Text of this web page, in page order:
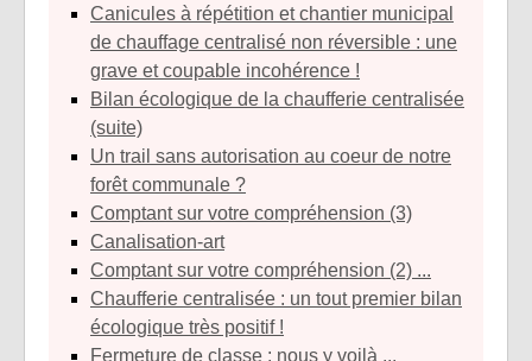
Canicules à répétition et chantier municipal
de chauffage centralisé non réversible : une
grave et coupable incohérence !
Bilan écologique de la chaufferie centralisée
(suite)
Un trail sans autorisation au coeur de notre
forêt communale ?
Comptant sur votre compréhension (3)
Canalisation-art
Comptant sur votre compréhension (2) ...
Chaufferie centralisée : un tout premier bilan
écologique très positif !
Fermeture de classe : nous y voilà ...